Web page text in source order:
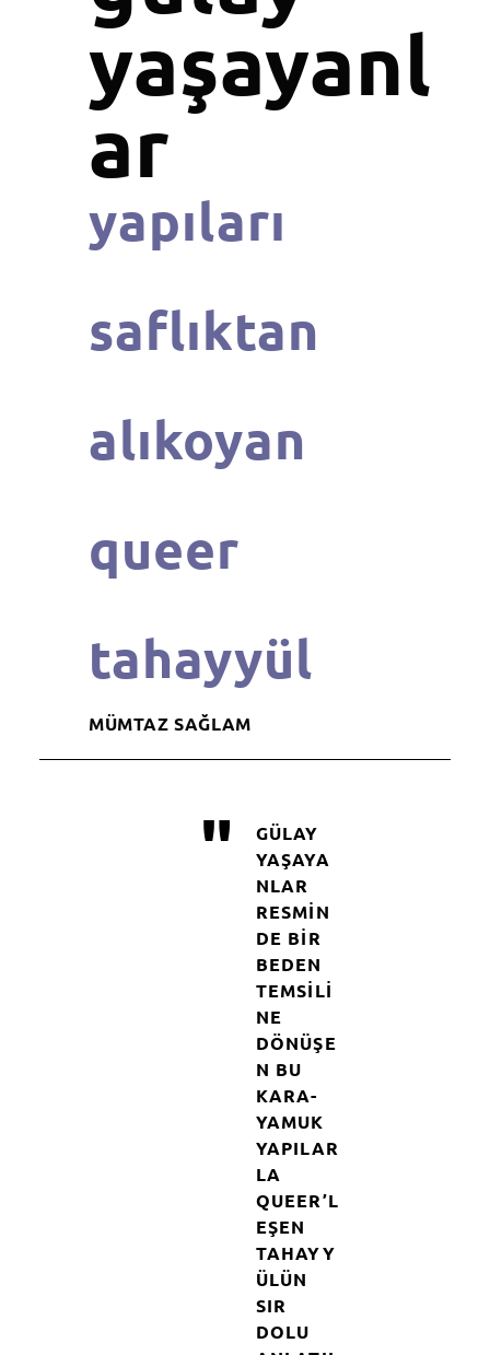
yaşayanl
ar
yapıları
saflıktan
alıkoyan
queer
tahayyül
MÜMTAZ SAĞLAM
"
GÜLAY
YAŞAYA
NLAR
RESMIN
DE BIR
BEDEN
TEMSILI
NE
DÖNÜŞE
N BU
KARA-
YAMUK
YAPILAR
LA
QUEER’L
EŞEN
TAHAYY
ÜLÜN
SIR
DOLU